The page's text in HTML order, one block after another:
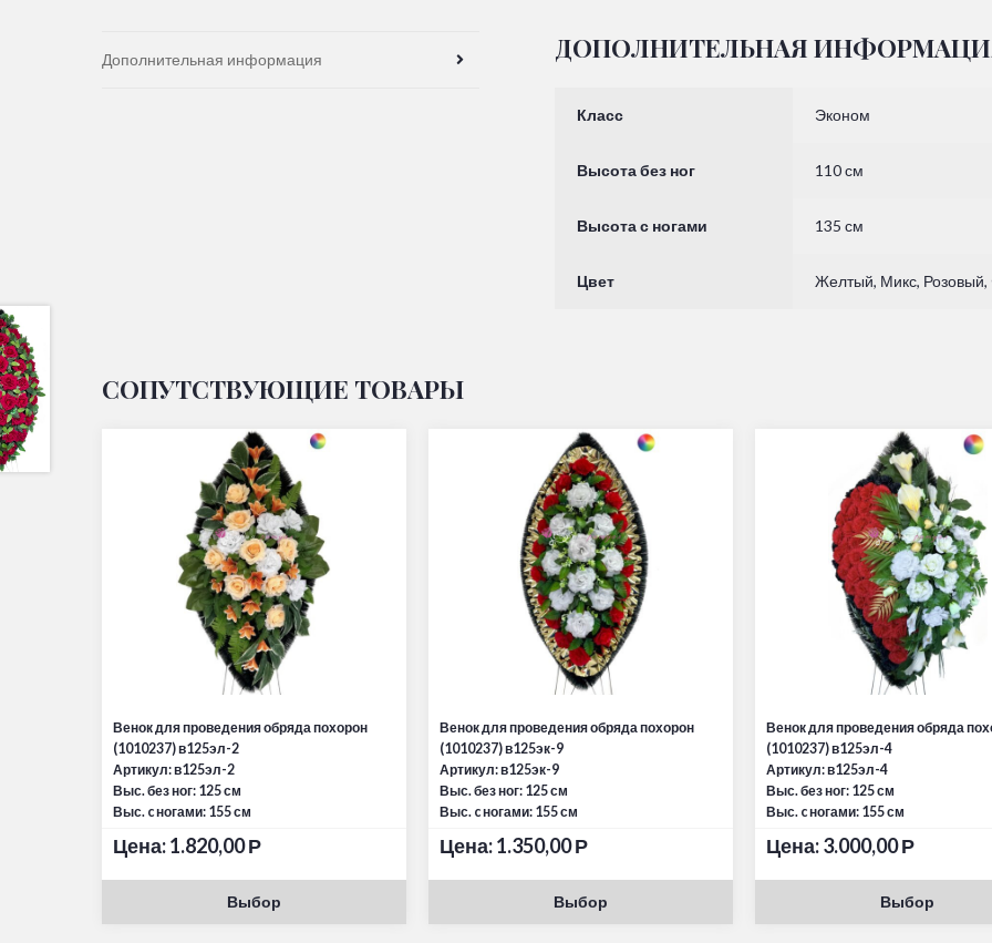
Дополнительная информация ДОПОЛНИТЕЛЬНАЯ
Класс Эконом
Высота без ног 110 см
Высота с ногами 135 см
Цвет Желтый, Микс,
СОПУТСТВУЮЩИЕ ТОВАРЫ
Венок для проведения обряда похорон
(1010237) в125эл-2
Артикул: в125эл-2
Выс. без ног: 125 см
Выс. c ногами: 155 см
Цена:1.820,00Р
Выбор
Венок для проведения обряда похорон
(1010237) в125эк-9
Артикул: в125эк-9
Выс. без ног: 125 см
Выс. c ногами: 155 см
Цена:1.350,00Р
Выбор
Венок для проведения обряда
(1010237) в125эл-4
Артикул: в125эл-4
Выс. без ног: 125 см
Выс. c ногами: 155 см
Цена:3.000,00Р
Выбор